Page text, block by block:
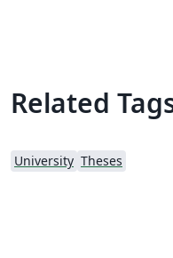
Related
University Theses